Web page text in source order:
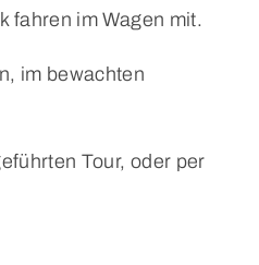
fahren im Wagen mit.
im bewachten
Tour, oder per